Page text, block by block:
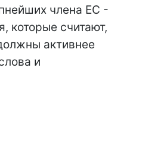
члена ЕС -
которые считают,
активнее
и